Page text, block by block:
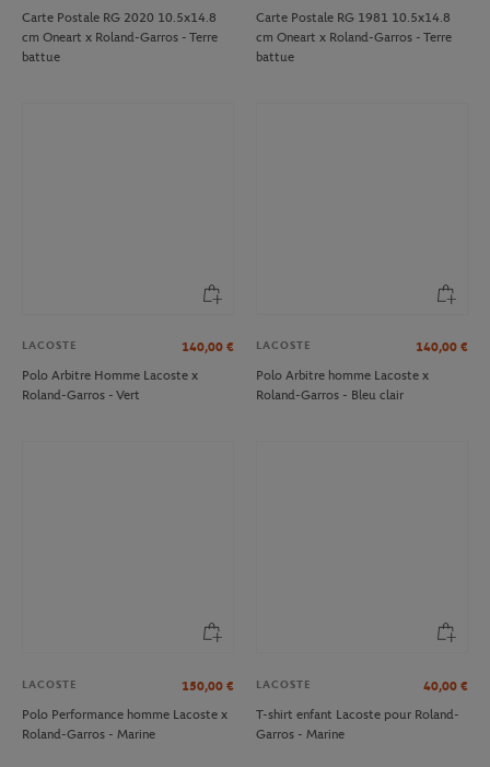
Carte Postale RG 2020 10.5x14.8
cm Oneart x Roland-Garros - Terre
battue
Carte Postale RG 1981 10.5x14.8
cm Oneart x Roland-Garros - Terre
battue
LACOSTE 140,00 €
Polo Arbitre Homme Lacoste x
Roland-Garros - Vert
LACOSTE 140,00 €
Polo Arbitre homme Lacoste x
Roland-Garros - Bleu clair
LACOSTE 150,00 €
Polo Performance homme Lacoste x
Roland-Garros - Marine
LACOSTE 40,00 €
T-shirt enfant Lacoste pour Roland-
Garros - Marine